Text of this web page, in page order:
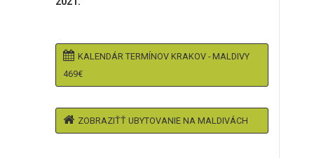
KALENDÁR TERMÍNOV KRAKOV - MALDIVY
469€
ZOBRAZIŤŤ UBYTOVANIE NA MALDIVÁCH